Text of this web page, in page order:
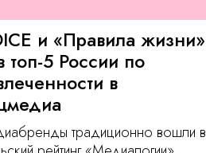
и «Правила жизни»
топ-5 России по
в
традиционно вошли в